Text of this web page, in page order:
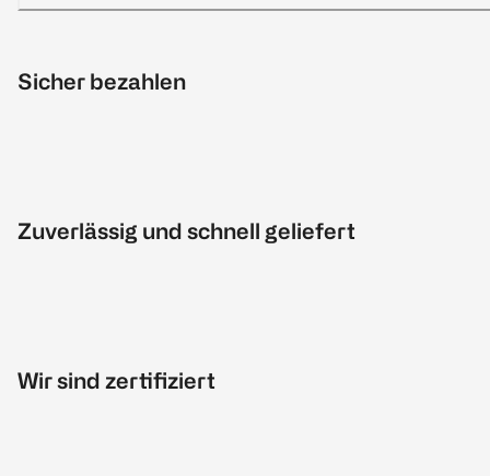
Sicher bezahlen
Zuverlässig und schnell geliefert
Wir sind zertifiziert